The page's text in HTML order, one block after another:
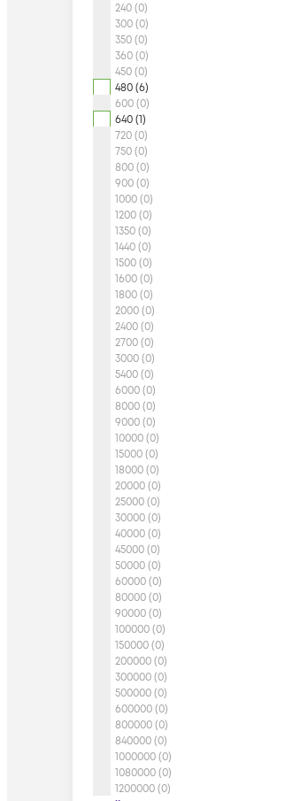
240 (0)
300 (0)
350 (0)
360 (0)
450 (0)
480 (6)
600 (0)
640 (1)
720 (0)
750 (0)
800 (0)
900 (0)
1000 (0)
1200 (0)
1350 (0)
1440 (0)
1500 (0)
1600 (0)
1800 (0)
2000 (0)
2400 (0)
2700 (0)
3000 (0)
5400 (0)
6000 (0)
8000 (0)
9000 (0)
10000 (0)
15000 (0)
18000 (0)
20000 (0)
25000 (0)
30000 (0)
40000 (0)
45000 (0)
50000 (0)
60000 (0)
80000 (0)
90000 (0)
100000 (0)
150000 (0)
200000 (0)
300000 (0)
500000 (0)
600000 (0)
800000 (0)
840000 (0)
1000000 (0)
1080000 (0)
1200000 (0)